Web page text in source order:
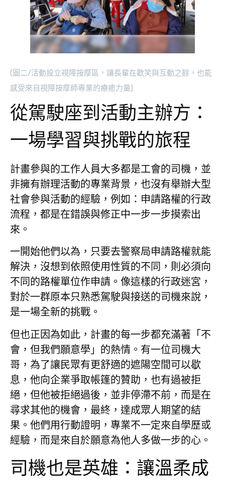
(圖二/活動設立視障按摩區，讓長輩在歡笑與互動之餘，也能
感受來自視障按摩師專業的療癒力量)
從駕駛座到活動主辦方：
一場學習與挑戰的旅程
計畫參與的工作人員大多都是工會的司機，並
非擁有辦理活動的專業背景，也沒有舉辦大型
社會參與活動的經驗，例如：申請路權的行政
流程，都是在錯誤與修正中一步一步摸索出
來。
一開始他們以為，只要去警察局申請路權就能
解決，沒想到依照使用性質的不同，則必須向
不同的路權單位作申請。像這樣的行政迷宮，
對於一群原本只熟悉駕駛與接送的司機來說，
是一場全新的挑戰。
但也正因為如此，計畫的每一步都充滿著「不
會，但我們願意學」的熱情。有一位司機大
哥，為了讓民眾有更舒適的遮陽空間可以歇
息，他向企業爭取帳篷的贊助，也有過被拒
絕，但他被拒絕過後，並非停滯不前，而是在
尋求其他的機會，最終，達成眾人期望的結
果。他們用行動證明，專業不一定來自學歷或
經驗，而是來自於願意為他人多做一步的心。
司機也是英雄：讓溫柔成